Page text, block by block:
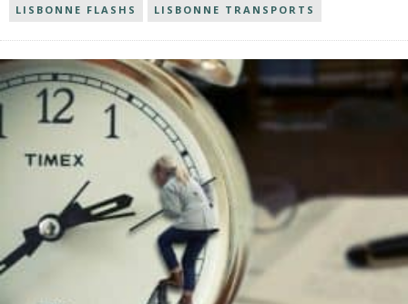
LISBONNE FLASHS LISBONNE TRANSPORTS